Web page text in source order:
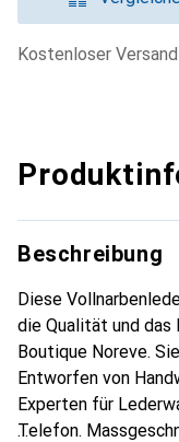
kostenloser Versand
Beschreibung
Diese
die Qualität und das
Boutique Noreve.
Entworfen von
Experten für
Telefon.